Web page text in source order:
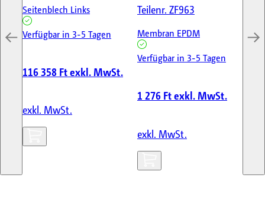
Seitenblech Links
Verfügbar in 3-5 Tagen
116 358 Ftexkl. MwSt.
exkl. MwSt.
Teilenr. ZF963
Membran EPDM
Verfügbar in 3-5 Tagen
1 276 Ftexkl. MwSt.
exkl. MwSt.